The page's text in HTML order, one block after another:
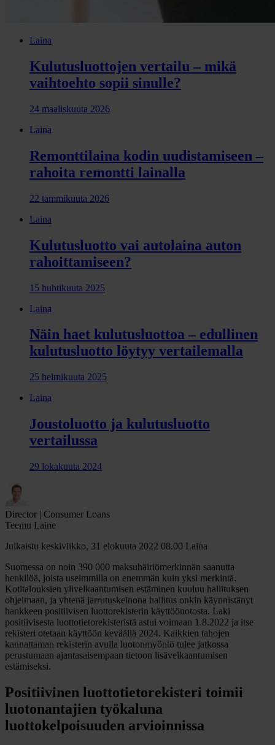
Laina
Kulutusluottojen vertailu – mikä
vaihtoehto sopii sinulle?
24 maaliskuuta 2026
Laina
Remonttilaina kodin uudistamiseen –
rahoita remontti lainalla
22 tammikuuta 2026
Laina
Kulutusluotto vai autolaina auton
rahoittamiseen?
15 huhtikuuta 2025
Laina
Näin haet kulutusluottoa – edullinen
kulutusluotto löytyy vertailemalla
25 helmikuuta 2025
Laina
Joustoluotto ja kulutusluotto
vertailussa
29 lokakuuta 2024
Director | Consumer Loans
Teemu Laine
Julkaistu keskiviikko, 31 elokuuta 2022 08.00 Laina
Suomessa on noin 390 000 maksuhäiriömerkinnän saanutta
henkilöä, joista useimmilla on enemmän kuin yksi merkintä.
Kotitalouksien ylivelkaantumisen estäminen kuuluu hallituksen
ohjelmaan, ja yhtenä jarrutuskeinona hallitus onkin käynnistänyt
hankkeen positiivisen luottorekisterin käyttöönotosta. Laki
positiivisesta luottotietorekisteristä astui voimaan 1.8.2022 ja itse
rekisteri otetaan käyttöön keväällä 2024. Kaikkien tahojen
kannattaman rekisterin avulla luotonmyöntö tulee jatkossa
perustumaan ajantasaisempaan tietoon lisävelkaantumisen
estämiseksi.
Positiivinen luottotietorekisteri toimii
luotonantajien työkaluna
luottokelpoisuuden arvioinnissa